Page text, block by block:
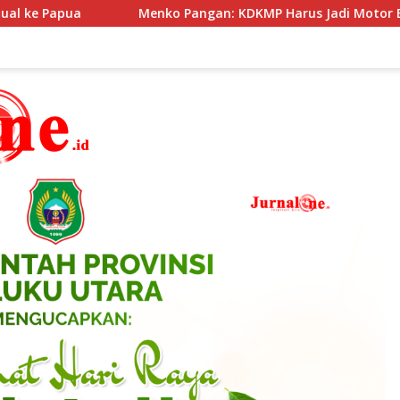
Harus Jadi Motor Ekonomi Desa Berbasis Potensi Lokal,